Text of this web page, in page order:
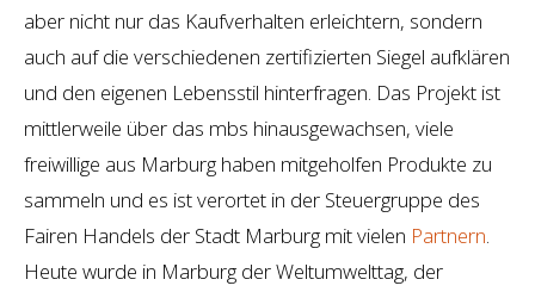
aber nicht nur das Kaufverhalten erleichtern, sondern
auch auf die verschiedenen zertifizierten Siegel aufklären
und den eigenen Lebensstil hinterfragen. Das Projekt ist
mittlerweile über das mbs hinausgewachsen, viele
freiwillige aus Marburg haben mitgeholfen Produkte zu
sammeln und es ist verortet in der Steuergruppe des
Fairen Handels der Stadt Marburg mit vielen Partnern.
Heute wurde in Marburg der Weltumwelttag, der